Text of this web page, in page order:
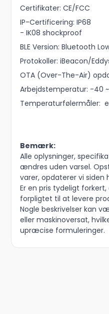
Certifikater: CE/FCC
IP-Certificering: IP68
- IK08 shockproof
BLE Version: Bluetooth
Protokoller: iBeacon/
OTA (Over-The-Air)
Arbejdstemperatur: -40
Temperaturfølermåler:
Bemærk:
Alle oplysninger,
ændres uden varsel.
varer, opdaterer vi siden
Er en pris tydeligt forkert,
forpligtet til at levere
Nogle beskrivelser kan
eller maskinoversat,
upræcise formuleringer.